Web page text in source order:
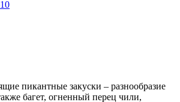
пикантные закуски – разнообразие
багет, огненный перец чили,